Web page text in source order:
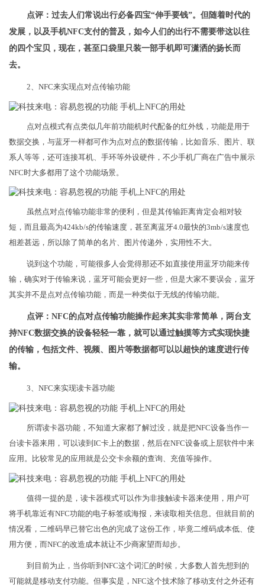
点评：过去人们常说出行必备四宝“伸手要钱”。但随着时代的
发展，以及手机NFC支付的普及，如今人们的出行不需要带这以往
的四个宝贝，现在，甚至口袋里只装一部手机即可潇洒的扬长而
去。
2、NFC来实现点对点传输功能
点对点模式有点类似几年前功能机时代配备的红外线，功能是用于
数据交换，与蓝牙一样都可作为点对点的数据传输，比如音乐、图片、联
系人等等，还可连接耳机、手环等外设硬件，不少手机厂商在广告中展示
NFC时大多都用了这个功能场景。
虽然点对点传输功能非常的便利，但是其传输距离肯定会相对较
短，而且最高为424kb/s的传输速度，甚至离蓝牙4.0最快的3mb/s速度也
相差甚远，所以除了简单的名片、图片传递外，实用性不大。
说到这个功能，可能很多人会觉得那还不如直接使用蓝牙功能来传
输，确实对于传输来说，蓝牙可能会更好一些，但是大家不要误会，蓝牙
其实并不是点对点传输功能，而是一种类似于无线的传输功能。
点评：NFC的点对点传输功能操作起来其实非常简单，两台支
持NFC数据交换的设备轻轻一靠，就可以通过触摸等方式实现快捷
的传输，包括文件、视频、图片等数据都可以以超快的速度进行传
输。
3、NFC来实现读卡器功能
所谓读卡器功能，不知道大家都了解过没，就是把NFC设备当作一
台读卡器来用，可以读到IC卡上的数据，然后在NFC设备或上层软件中来
应用。比较常见的应用就是公交卡余额的查询、充值等操作。
值得一提的是，读卡器模式可以作为非接触读卡器来使用，用户可
将手机靠近有NFC功能的电子标签或海报，来读取相关信息。但就目前的
情况看，二维码早已替它出色的完成了这份工作，毕竟二维码成本低、使
用方便，而NFC的改造成本就让不少商家望而却步。
到目前为止，当你听到NFC这个词汇的时候，大多数人首先想到的
可能就是移动支付功能。但事实是，NFC这个技术除了移动支付之外还有